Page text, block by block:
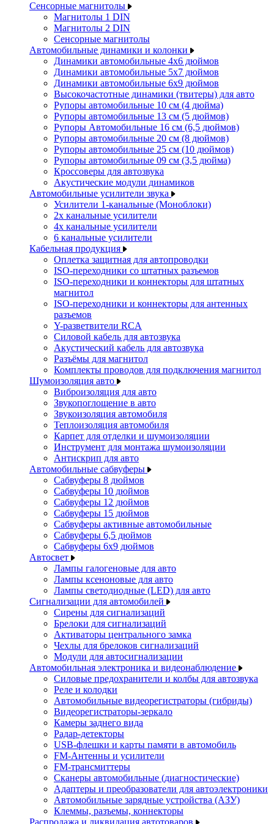
Сенсорные магнитолы
Магнитолы 1 DIN
Магнитолы 2 DIN
Сенсорные магнитолы
Автомобильные динамики и колонки
Динамики автомобильные 4x6 дюймов
Динамики автомобильные 5x7 дюймов
Динамики автомобильные 6x9 дюймов
Высокочастотные динамики (твитеры) для авто
Рупоры автомобильные 10 см (4 дюйма)
Рупоры автомобильные 13 см (5 дюймов)
Рупоры Автомобильные 16 см (6,5 дюймов)
Рупоры автомобильные 20 см (8 дюймов)
Рупоры автомобильные 25 см (10 дюймов)
Рупоры автомобильные 09 см (3,5 дюйма)
Кроссоверы для автозвука
Акустические модули динамиков
Автомобильные усилители звука
Усилители 1-канальные (Моноблоки)
2х канальные усилители
4х канальные усилители
6 канальные усилители
Кабельная продукция
Оплетка защитная для автопроводки
ISO-переходники со штатных разъемов
ISO-переходники и коннекторы для штатных
магнитол
ISO-переходники и коннекторы для антенных
разъемов
Y-разветвители RCA
Силовой кабель для автозвука
Акустический кабель для автозвука
Разъёмы для магнитол
Комплекты проводов для подключения магнитол
Шумоизоляция авто
Виброизоляция для авто
Звукопоглощение в авто
Звукоизоляция автомобиля
Теплоизоляция автомобиля
Карпет для отделки и шумоизоляции
Инструмент для монтажа шумоизоляции
Антискрип для авто
Автомобильные сабвуферы
Сабвуферы 8 дюймов
Сабвуферы 10 дюймов
Сабвуферы 12 дюймов
Сабвуферы 15 дюймов
Сабвуферы активные автомобильные
Сабвуферы 6,5 дюймов
Сабвуферы 6x9 дюймов
Автосвет
Лампы галогеновые для авто
Лампы ксеноновые для авто
Лампы светодиодные (LED) для авто
Сигнализации для автомобилей
Сирены для сигнализаций
Брелоки для сигнализаций
Активаторы центрального замка
Чехлы для брелоков сигнализаций
Модули для автосигнализации
Автомобильная электроника и видеонаблюдение
Силовые предохранители и колбы для автозвука
Реле и колодки
Автомобильные видеорегистраторы (гибриды)
Видеорегистраторы-зеркало
Камеры заднего вида
Радар-детекторы
USB-флешки и карты памяти в автомобиль
FM-Антенны и усилители
FM-трансмиттеры
Сканеры автомобильные (диагностические)
Адаптеры и преобразователи для автоэлектроники
Автомобильные зарядные устройства (АЗУ)
Клеммы, разъемы, коннекторы
Распродажа и ликвидация автотоваров